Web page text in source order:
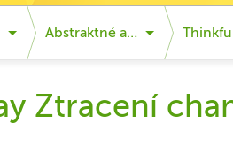
Abstraktné a…
Ztracení